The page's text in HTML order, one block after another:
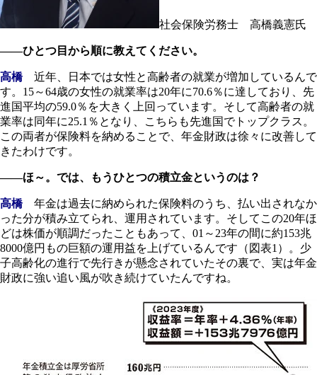
社会保険労務士 高橋義憲氏
――ひとつ目から順に教えてください。
高橋近年、日本では女性と高齢者の就業が増加しているんで
す。15～64歳の女性の就業率は20年に70.6％に達しており、先
進国平均の59.0％を大きく上回っています。そして高齢者の就
業率は同年に25.1％となり、こちらも先進国でトップクラス。
この両者が保険料を納めることで、年金財政は徐々に改善して
きたわけです。
――ほ～。では、もうひとつの積立金というのは？
高橋年金は過去に納められた保険料のうち、払い出されなか
った分が積み立てられ、運用されています。そしてこの20年ほ
どは株価が順調だったこともあって、01～23年の間に約153兆
8000億円もの巨額の運用益を上げているんです（図表1）。少
子高齢化の進行で先行きが懸念されていたその裏で、実は年金
財政に強い追い風が吹き続けていたんですね。